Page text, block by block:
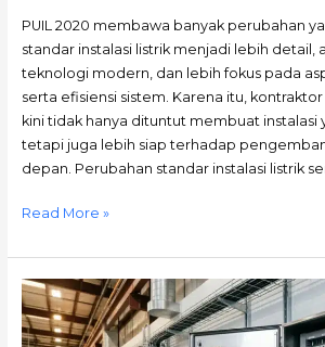
PUIL 2020 membawa banyak perubahan
standar instalasi listrik menjadi lebih detail,
teknologi modern, dan lebih fokus pada
serta efisiensi sistem. Karena itu, kontraktor
kini tidak hanya dituntut membuat instalasi
tetapi juga lebih siap terhadap
depan. Perubahan standar instalasi listrik
Read More »
Instalasi
Listrik
Terlihat